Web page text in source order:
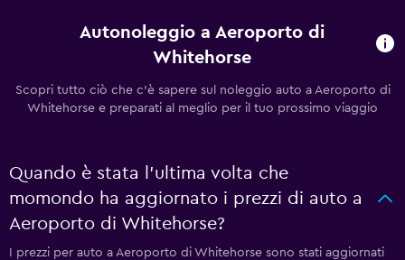
Autonoleggio a Aeroporto di
Whitehorse
Scopri tutto ciò che c'è sapere sul noleggio auto a Aeroporto di
Whitehorse e preparati al meglio per il tuo prossimo viaggio
Quando è stata l'ultima volta che
momondo ha aggiornato i prezzi di auto a
Aeroporto di Whitehorse?
I prezzi per auto a Aeroporto di Whitehorse sono stati aggiornati